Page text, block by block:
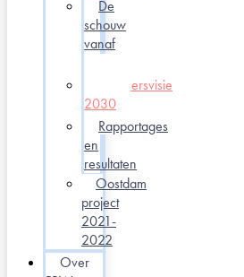
De
schouw
vanaf
Verkeersvisie
2030
Rapportages
en
resultaten
Oostdam
project
2021-
2022
Over